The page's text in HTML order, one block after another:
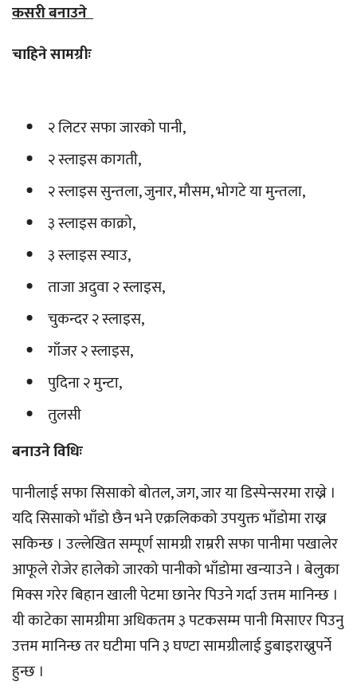
कसरी बनाउने
चाहिने सामग्रीः
२ लिटर सफा जारको पानी,
२ स्लाइस कागती,
२ स्लाइस सुन्तला, जुनार, मौसम, भोगटे या मुन्तला,
३ स्लाइस काक्रो,
३ स्लाइस स्याउ,
ताजा अदुवा २ स्लाइस,
चुकन्दर २ स्लाइस,
गाँजर २ स्लाइस,
पुदिना २ मुन्टा,
तुलसी
बनाउने विधिः
पानीलाई सफा सिसाको बोतल, जग, जार या डिस्पेन्सरमा राख्ने ।
यदि सिसाको भाँडो छैन भने एक्रलिकको उपयुक्त भाँडोमा राख्न
सकिन्छ । उल्लेखित सम्पूर्ण सामग्री राम्ररी सफा पानीमा पखालेर
आफूले रोजेर हालेको जारको पानीको भाँडोमा खन्याउने । बेलुका
मिक्स गरेर बिहान खाली पेटमा छानेर पिउने गर्दा उत्तम मानिन्छ ।
यी काटेका सामग्रीमा अधिकतम ३ पटकसम्म पानी मिसाएर पिउनु
उत्तम मानिन्छ तर घटीमा पनि ३ घण्टा सामग्रीलाई डुबाइराख्नुपर्ने
हुन्छ ।